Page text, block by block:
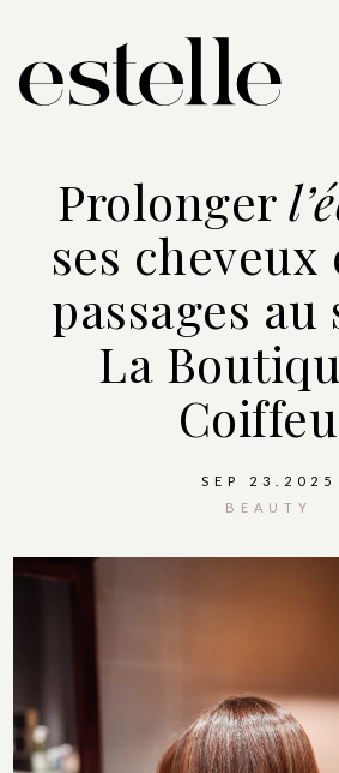
Prolonger
ses cheveux
passages au
La
SEP 23.2025
BEAUTY